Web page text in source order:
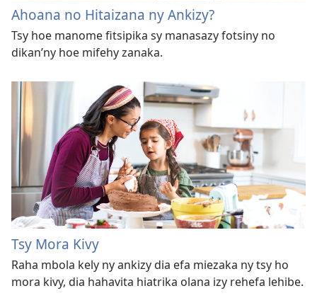
Ahoana no Hitaizana ny Ankizy?
Tsy hoe manome fitsipika sy manasazy fotsiny no
dikan’ny hoe mifehy zanaka.
Tsy Mora Kivy
Raha mbola kely ny ankizy dia efa miezaka ny tsy ho
mora kivy, dia hahavita hiatrika olana izy rehefa lehibe.